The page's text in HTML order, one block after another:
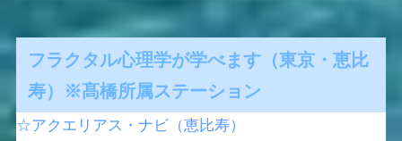
フラクタル心理学が学べます（東京・恵比
寿）※髙橋所属ステーション
☆アクエリアス・ナビ（恵比寿）